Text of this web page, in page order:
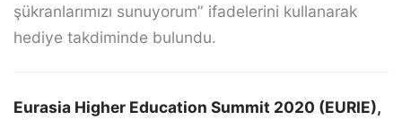
şükranlarımızı sunuyorum” ifadelerini kullanarak
hediye takdiminde bulundu.
Eurasia Higher Education Summit 2020 (EURIE),